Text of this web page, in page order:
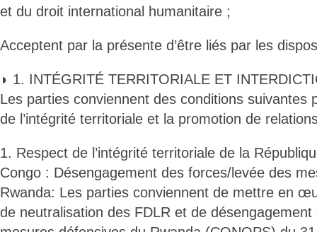
et du droit international humanitaire ;
Acceptent par la présente d’être liés par les
◗ 1. INTÉGRITÉ TERRITORIALE ET
Les parties conviennent des conditions suivantes
de l’intégrité territoriale et la promotion de
1. Respect de l’intégrité territoriale de la
Congo : Désengagement des forces/levée des
Rwanda: Les parties conviennent de mettre en
de neutralisation des FDLR et de